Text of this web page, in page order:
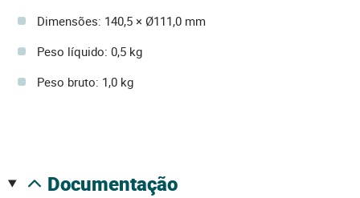
Dimensões: 140,5 × Ø111,0 mm
Peso líquido: 0,5 kg
Peso bruto: 1,0 kg
documentação